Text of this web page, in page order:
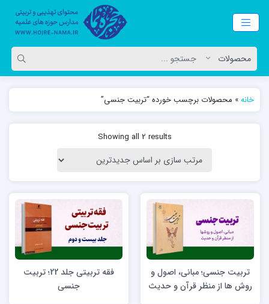
خانه» محصولات برچسب خورده “تربیت جنسی”
Showing all 2 results
تربیت جنسی؛ مبانی، اصول و
روش ها از منظر قرآن و حدیث
فقه تربیتی جلد 22؛ تربیت
جنسی